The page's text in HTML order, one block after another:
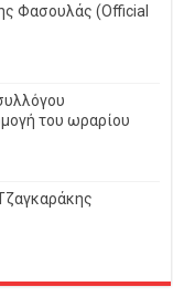
Φασουλάς (Official
του ωραρίου